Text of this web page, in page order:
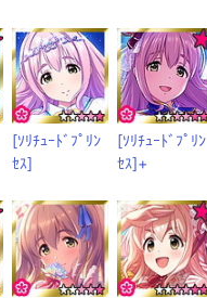
[ｿﾘﾁｭｰﾄﾞﾌﾟﾘﾝ
ｾｽ]
[ｿﾘﾁｭｰﾄﾞﾌﾟﾘﾝ
ｾｽ]+